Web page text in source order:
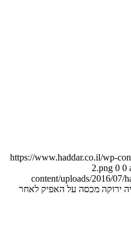
https://www.haddar.co.il/wp-
2.png 0 0
content/uploads/2016/07/
ירוקה מכסה על האפיק לאחר